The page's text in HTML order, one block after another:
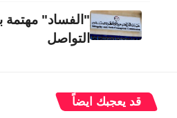
"الفساد" مهتمة
التواصل
قد يعجبك ايضاً